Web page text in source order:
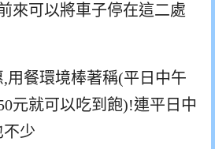
來可以將車子停在這二處
用餐環境棒著稱(平日中午
元就可以吃到飽)!連平日中
不少